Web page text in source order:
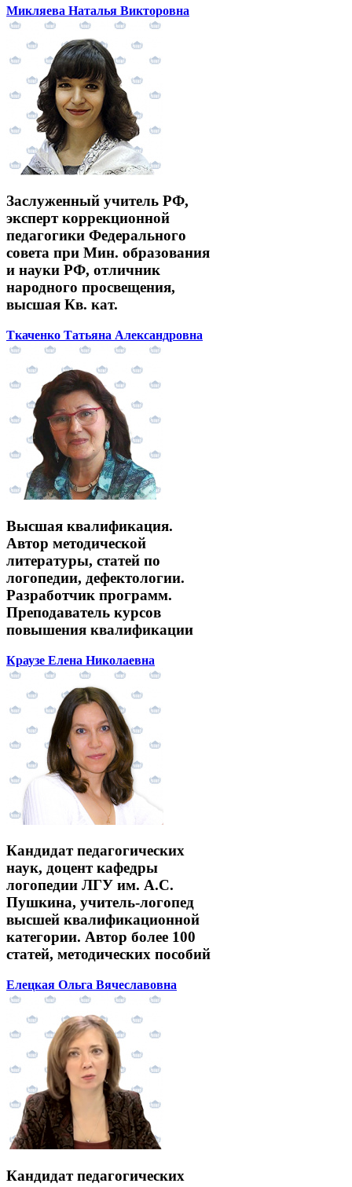
Микляева Наталья Викторовна
Заслуженный учитель РФ,
эксперт коррекционной
педагогики Федерального
совета при Мин. образования
и науки РФ, отличник
народного просвещения,
высшая Кв. кат.
Ткаченко Татьяна Александровна
Высшая квалификация.
Автор методической
литературы, статей по
логопедии, дефектологии.
Разработчик программ.
Преподаватель курсов
повышения квалификации
Краузе Елена Николаевна
Кандидат педагогических
наук, доцент кафедры
логопедии ЛГУ им. А.С.
Пушкина, учитель-логопед
высшей квалификационной
категории. Автор более 100
статей, методических пособий
Елецкая Ольга Вячеславовна
Кандидат педагогических